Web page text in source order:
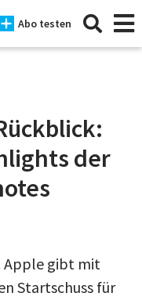
Abo testen
der
Apple gibt mit
Startschuss für